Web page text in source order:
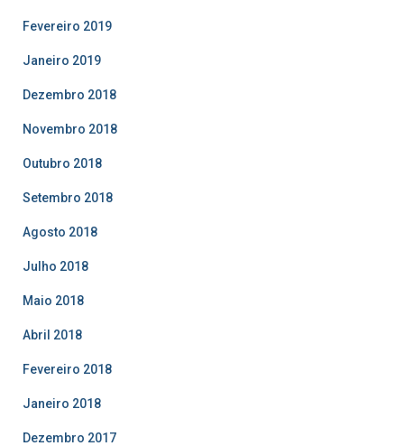
Fevereiro 2019
Janeiro 2019
Dezembro 2018
Novembro 2018
Outubro 2018
Setembro 2018
Agosto 2018
Julho 2018
Maio 2018
Abril 2018
Fevereiro 2018
Janeiro 2018
Dezembro 2017